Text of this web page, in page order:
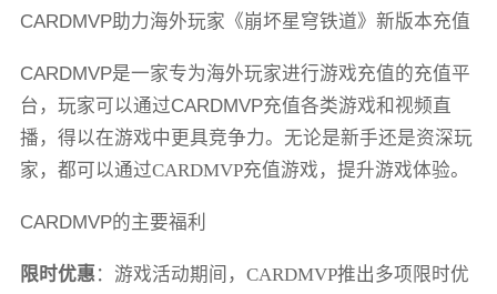
CARDMVP助力海外玩家《崩坏星穹铁道》新版本充值
CARDMVP是一家专为海外玩家进行游戏充值的充值平
台， 玩家可以通过CARDMVP充值各类游戏和视频直
播 ， 得以在游戏中更具竞争力。无论是新手还是资深玩
家，都可以通过CARDMVP充值游戏 ，提升游戏体验。
CARDMVP的主要福利
限时优惠 ： 游戏活动期间， CARDMVP推出多项限时优